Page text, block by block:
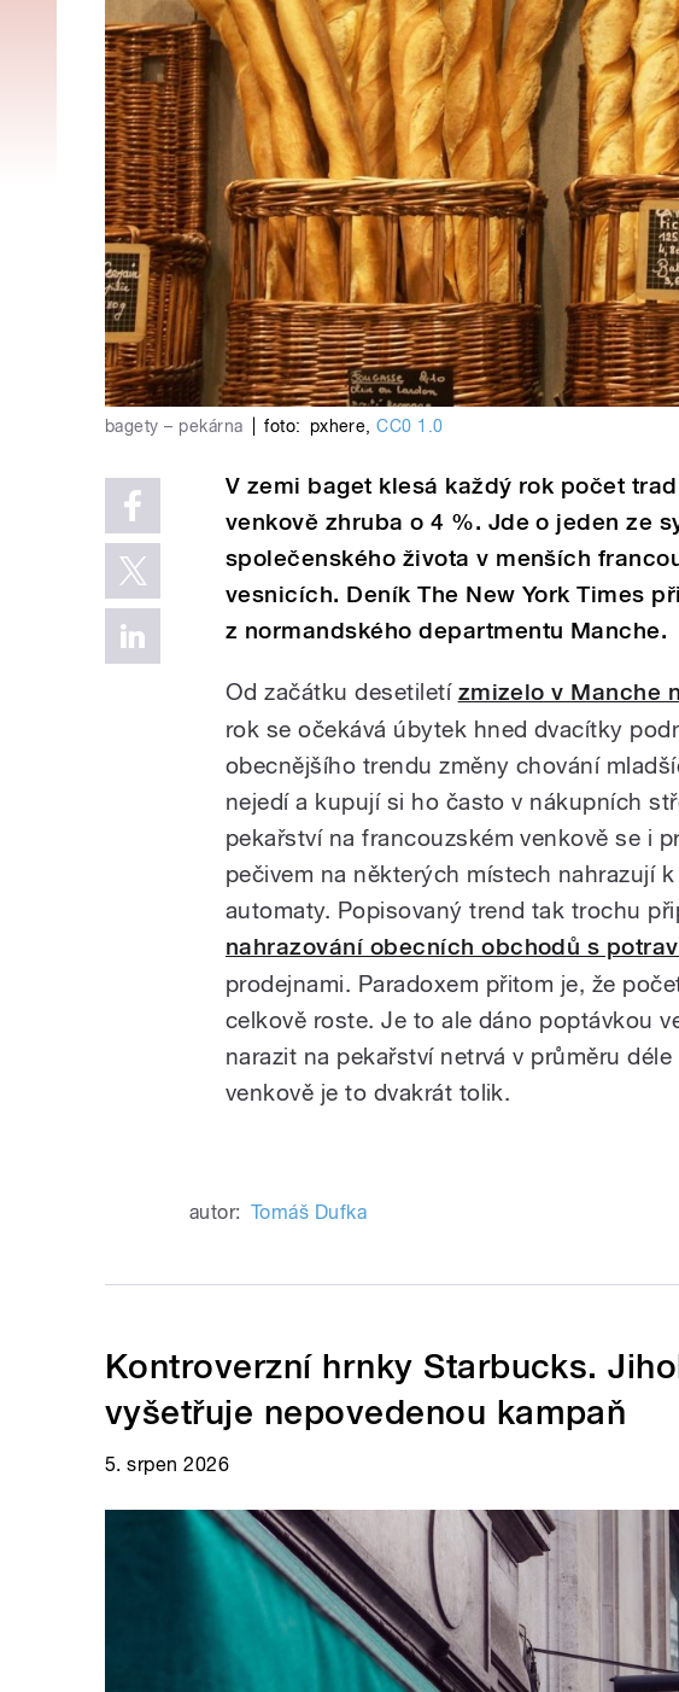
bagety – pekárna foto: pxhere,CC0 1.0
V zemi baget klesá každý rok počet
venkově zhruba o 4 %. Jde o jeden ze
společenského života v menších
vesnicích. Deník The New York Times
z normandského departmentu Manche.
Od začátku desetiletí zmizelo v Manche
rok se očekává úbytek hned dvacítky
obecnějšího trendu změny chování
nejedí a kupují si ho často v nákupních
pekařství na francouzském venkově se i
pečivem na některých místech nahrazují
automaty. Popisovaný trend tak trochu
nahrazování obecních obchodů s
prodejnami. Paradoxem přitom je, že
celkově roste. Je to ale dáno poptávkou
narazit na pekařství netrvá v průměru
venkově je to dvakrát tolik.
autor: Tomáš Dufka
Kontroverzní hrnky Starbucks.
vyšetřuje nepovedenou kampaň
5. srpen 2026